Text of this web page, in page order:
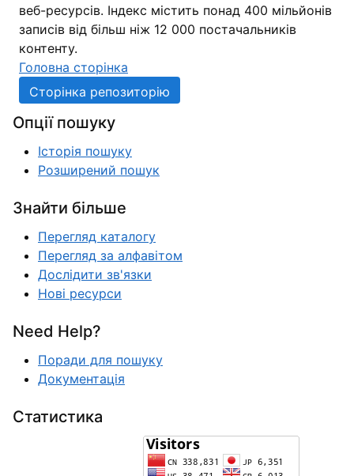
веб-ресурсів. Індекс містить понад 400 мільйонів
записів від більш ніж 12 000 постачальників
контенту.
Головна сторінка
Сторінка репозиторію
Опції пошуку
Історія пошуку
Розширений пошук
Знайти більше
Перегляд каталогу
Перегляд за алфавітом
Дослідити зв'язки
Нові ресурси
Need Help?
Поради для пошуку
Документація
Статистика